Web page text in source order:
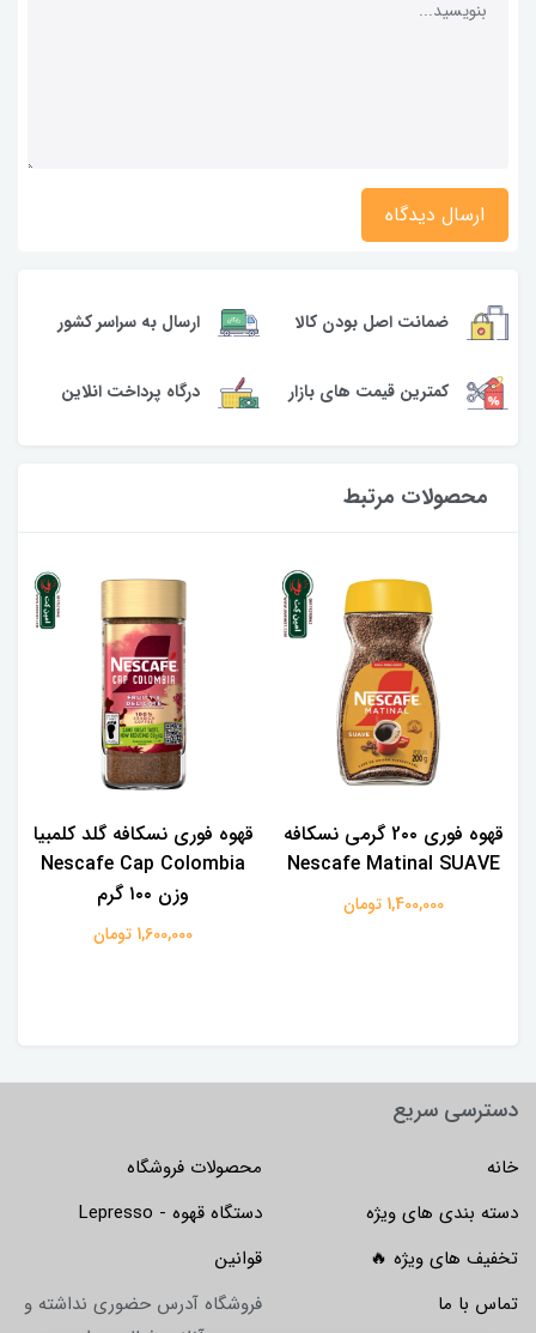
ارسال دیدگاه
ضمانت اصل بودن کالا ارسال به سراسر کشور
کمترین قیمت های بازار درگاه پرداخت انلاین
محصولات مرتبط
قهوه فوری 2۰۰ گرمی نسکافه
Nescafe Matinal SUAVE
1,400,000 تومان
قهوه فوری نسکافه گلد کلمبیا
Nescafe Cap Colombia
وزن ۱۰۰ گرم
1,600,000 تومان
دسترسی سریع
خانه
محصولات فروشگاه
دسته بندی های ویژه
دستگاه قهوه - Lepresso
تخفیف های ویژه 🔥
قوانین
تماس با ما
فروشگاه آدرس حضوری نداشته و